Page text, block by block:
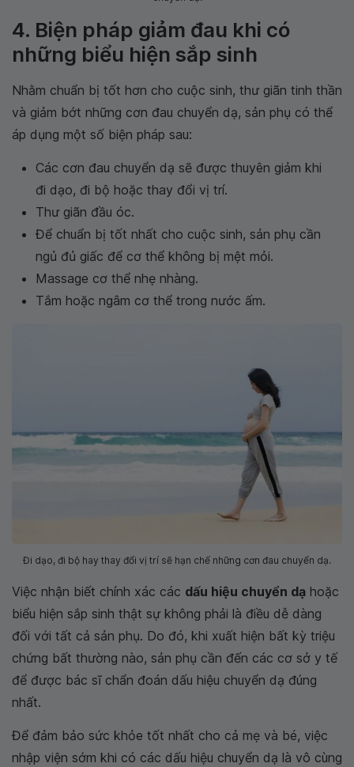
4. Biện pháp giảm đau khi có
những biểu hiện sắp sinh
Nhằm chuẩn bị tốt hơn cho cuộc sinh, thư giãn tinh thần
và giảm bớt những cơn đau chuyển dạ, sản phụ có thể
áp dụng một số biện pháp sau:
Các cơn đau chuyển dạ sẽ được thuyên giảm khi
đi dạo, đi bộ hoặc thay đổi vị trí.
Thư giãn đầu óc.
Để chuẩn bị tốt nhất cho cuộc sinh, sản phụ cần
ngủ đủ giấc để cơ thể không bị mệt mỏi.
Massage cơ thể nhẹ nhàng.
Tắm hoặc ngâm cơ thể trong nước ấm.
Đi dạo, đi bộ hay thay đổi vị trí sẽ hạn chế những cơn đau chuyển dạ.
Việc nhận biết chính xác các dấu hiệu chuyển dạ hoặc
biểu hiện sắp sinh thật sự không phải là điều dễ dàng
đối với tất cả sản phụ. Do đó, khi xuất hiện bất kỳ triệu
chứng bất thường nào, sản phụ cần đến các cơ sở y tế
để được bác sĩ chẩn đoán dấu hiệu chuyển dạ đúng
nhất.
Để đảm bảo sức khỏe tốt nhất cho cả mẹ và bé, việc
nhập viện sớm khi có các dấu hiệu chuyển dạ là vô cùng